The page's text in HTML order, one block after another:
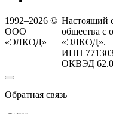
1992–2026 ©
ООО
«ЭЛКОД»
Настоящий
общества с
«ЭЛКОД».
ИНН
ОКВЭД
Обратная связь